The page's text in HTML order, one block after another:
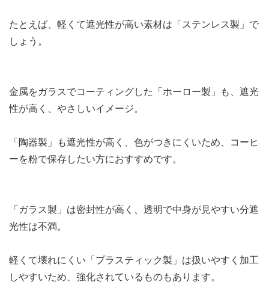
たとえば、軽くて遮光性が高い素材は「ステンレス製」で
しょう。
金属をガラスでコーティングした「ホーロー製」も、遮光
性が高く、やさしいイメージ。
「陶器製」も遮光性が高く、色がつきにくいため、コーヒ
ーを粉で保存したい方におすすめです。
「ガラス製」は密封性が高く、透明で中身が見やすい分遮
光性は不満。
軽くて壊れにくい「プラスティック製」は扱いやすく加工
しやすいため、強化されているものもあります。